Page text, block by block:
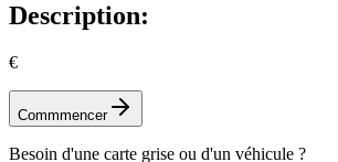
Description:
€
Commmencer
Besoin d'une carte grise ou d'un véhicule ?